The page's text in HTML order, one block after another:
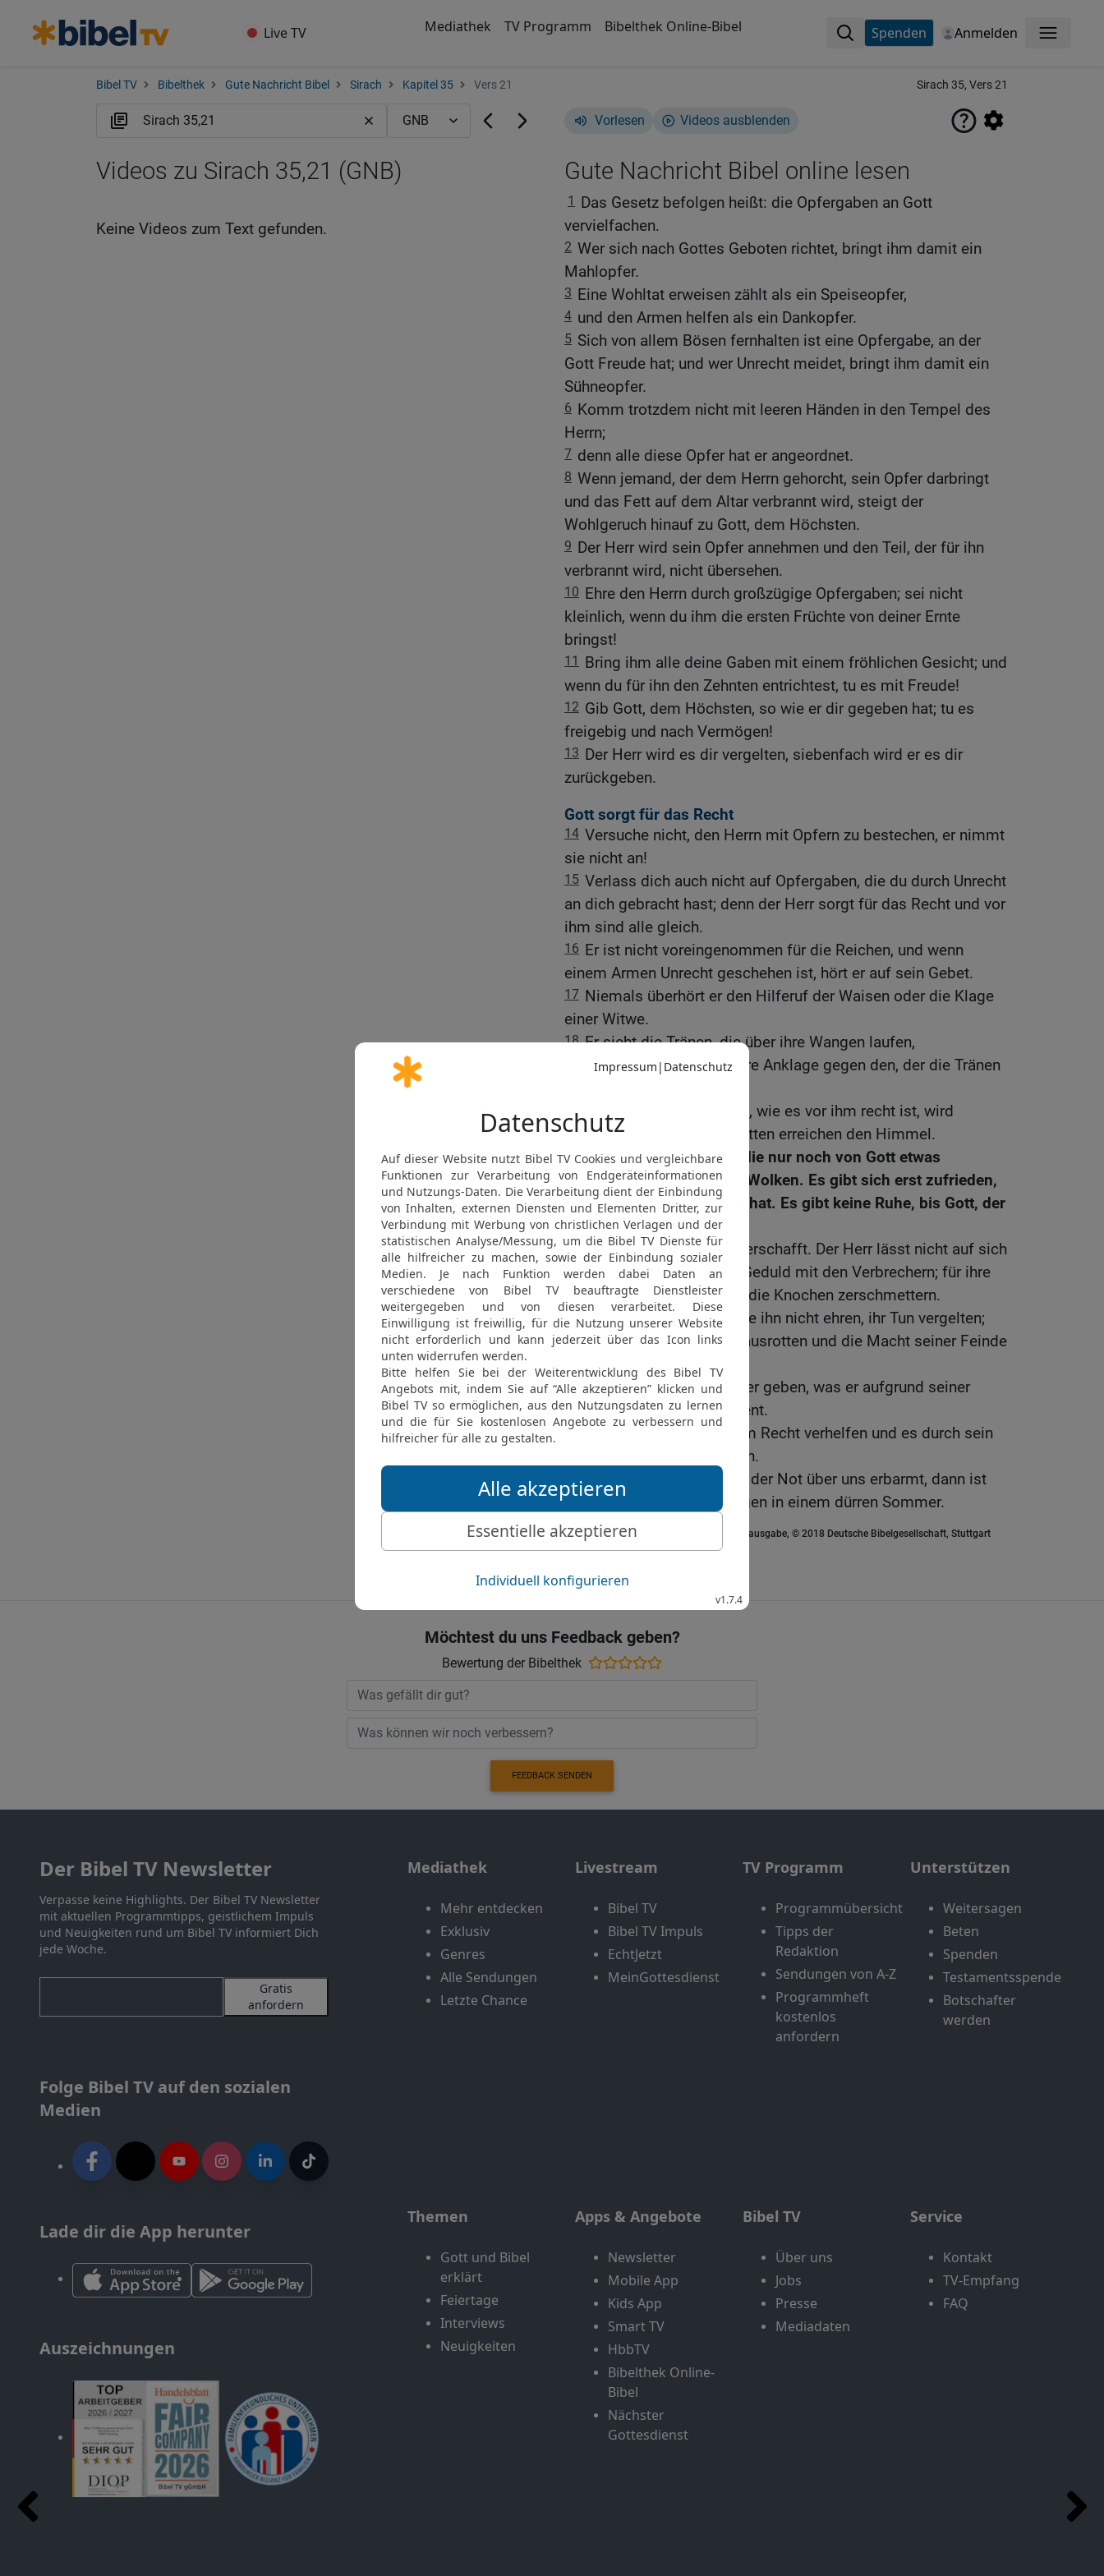
Live TV Mediathek TV Programm Bibelthek Online-Bibel Spenden Anmelden Menü
Bibel TV Bibelthek Gute Nachricht Bibel Sirach Kapitel 35 Vers 21 Sirach 35, Vers 21
Vorlesen Videos ausblenden
Gute Nachricht Bibel online lesen
1 Das Gesetz befolgen heißt: die Opfergaben an Gott
vervielfachen.
2 Wer sich nach Gottes Geboten richtet, bringt ihm damit ein
Mahlopfer.
3 Eine Wohltat erweisen zählt als ein Speiseopfer,
4 und den Armen helfen als ein Dankopfer.
5 Sich von allem Bösen fernhalten ist eine Opfergabe, an der
Gott Freude hat; und wer Unrecht meidet, bringt ihm damit ein
Sühneopfer.
6 Komm trotzdem nicht mit leeren Händen in den Tempel des
Herrn;
7 denn alle diese Opfer hat er angeordnet.
8 Wenn jemand, der dem Herrn gehorcht, sein Opfer darbringt
und das Fett auf dem Altar verbrannt wird, steigt der
Wohlgeruch hinauf zu Gott, dem Höchsten.
9 Der Herr wird sein Opfer annehmen und den Teil, der für ihn
verbrannt wird, nicht übersehen.
10 Ehre den Herrn durch großzügige Opfergaben; sei nicht
kleinlich, wenn du ihm die ersten Früchte von deiner Ernte
bringst!
11 Bring ihm alle deine Gaben mit einem fröhlichen Gesicht; und
wenn du für ihn den Zehnten entrichtest, tu es mit Freude!
12 Gib Gott, dem Höchsten, so wie er dir gegeben hat; tu es
freigebig und nach Vermögen!
13 Der Herr wird es dir vergelten, siebenfach wird er es dir
zurückgeben.
Gott sorgt für das Recht
14 Versuche nicht, den Herrn mit Opfern zu bestechen, er nimmt
sie nicht an!
15 Verlass dich auch nicht auf Opfergaben, die du durch Unrecht
an dich gebracht hast; denn der Herr sorgt für das Recht und vor
ihm sind alle gleich.
16 Er ist nicht voreingenommen für die Reichen, und wenn
einem Armen Unrecht geschehen ist, hört er auf sein Gebet.
17 Niemals überhört er den Hilferuf der Waisen oder die Klage
einer Witwe.
18 Er sieht die Tränen, die über ihre Wangen laufen,
und hört ihren Schrei, ihre Anklage gegen den, der die Tränen
20
Wer dem Herrn so dient, wie es vor ihm recht ist, wird
angenommen und seine Bitten erreichen den Himmel.
21 Das Gebet der Armen, die nur noch von Gott etwas
erwarten, durchdringt die Wolken. Es gibt sich erst zufrieden,
wenn es sein Ziel erreicht hat. Es gibt keine Ruhe, bis Gott, der
Höchste, eingreift
22 und den Seinen Recht verschafft. Der Herr lässt nicht auf sich
warten. Er hat nicht lange Geduld mit den Verbrechern; für ihre
Grausamkeit wird er ihnen die Knochen zerschmettern.
23 Er wird den Fremden, die ihn nicht ehren, ihr Tun vergelten;
alle Vermessenen wird er ausrotten und die Macht seiner Feinde
zerbrechen.
24 Jedem Menschen wird er geben, was er aufgrund seiner
Taten und Absichten verdient.
25
Er wird seinem Volk zum Recht verhelfen und es durch sein
Erbarmen zur Freude führen.
Wenn er sich in der Zeit der Not über uns erbarmt, dann ist
das so erquickend wie Regen in einem dürren Sommer.
Gute Nachricht Bibel, durchgesehene Neuausgabe, © 2018 Deutsche Bibelgesellschaft, Stuttgart
Videos zu Sirach 35,21 (GNB)
Keine Videos zum Text gefunden.
Möchtest du uns Feedback geben?
Bewertung der Bibelthek
FEEDBACK SENDEN
Der Bibel TV Newsletter
Verpasse keine Highlights. Der Bibel TV Newsletter
mit aktuellen Programmtipps, geistlichem Impuls
und Neuigkeiten rund um Bibel TV informiert Dich
jede Woche.
Gratis
anfordern
Folge Bibel TV auf den sozialen
Medien
Lade dir die App herunter
Auszeichnungen
Mediathek
Mehr entdecken
Exklusiv
Genres
Alle Sendungen
Letzte Chance
Livestream
Bibel TV
Bibel TV Impuls
EchtJetzt
MeinGottesdienst
TV Programm
Programmübersicht
Tipps der
Redaktion
Sendungen von A-Z
Programmheft
kostenlos
anfordern
Unterstützen
Weitersagen
Beten
Spenden
Testamentsspende
Botschafter
werden
Themen
Gott und Bibel
erklärt
Feiertage
Interviews
Neuigkeiten
Apps & Angebote
Newsletter
Mobile App
Kids App
Smart TV
HbbTV
Bibelthek Online-
Bibel
Nächster
Gottesdienst
Bibel TV
Über uns
Jobs
Presse
Mediadaten
Service
Kontakt
TV-Empfang
FAQ